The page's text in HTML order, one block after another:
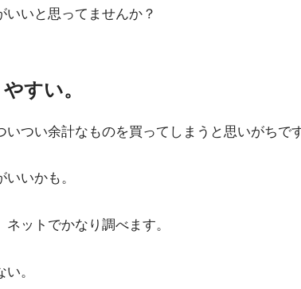
いと思ってませんか？
すい。
つい余計なものを買ってしまうと思いがちです
いかも。
ットでかなり調べます。
。